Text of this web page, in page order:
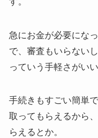
急にお金が必要にな
で、審査もいらない
っていう手軽さがいい
手続きもすごい簡単
取ってもらえるから
らえるとか。